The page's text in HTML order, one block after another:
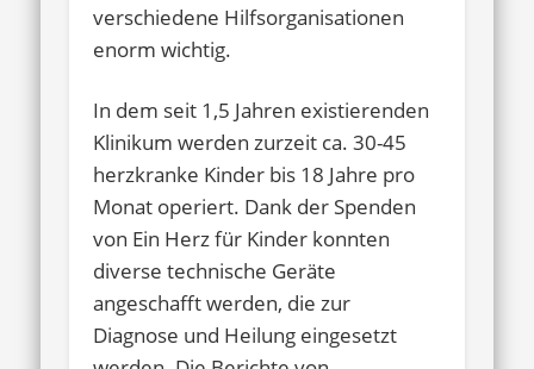
verschiedene Hilfsorganisationen
enorm wichtig.
In dem seit 1,5 Jahren existierenden
Klinikum werden zurzeit ca. 30-45
herzkranke Kinder bis 18 Jahre pro
Monat operiert. Dank der Spenden
von Ein Herz für Kinder konnten
diverse technische Geräte
angeschafft werden, die zur
Diagnose und Heilung eingesetzt